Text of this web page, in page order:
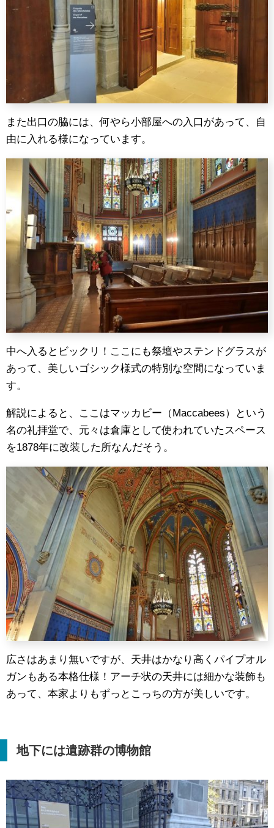
また出口の脇には、何やら小部屋への入口があって、自
由に入れる様になっています。
中へ入るとビックリ！ここにも祭壇やステンドグラスが
あって、美しいゴシック様式の特別な空間になっていま
す。
解説によると、ここはマッカビー（Maccabees）という
名の礼拝堂で、元々は倉庫として使われていたスペース
を1878年に改装した所なんだそう。
広さはあまり無いですが、天井はかなり高くパイプオル
ガンもある本格仕様！アーチ状の天井には細かな装飾も
あって、本家よりもずっとこっちの方が美しいです。
地下には遺跡群の博物館